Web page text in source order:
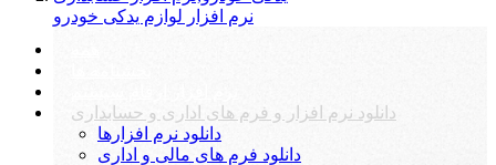
دانلود نرم افزار و فرم های اداری و حسابداری
دانلود نرم افزارها
دانلود فرم های مالی و اداری
نرم افزار لوازم یدکی خودرو